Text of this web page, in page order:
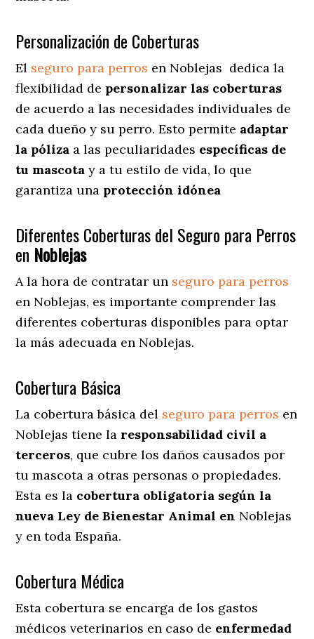
Personalización de Coberturas
El seguro para perros en Noblejas dedica la
flexibilidad de personalizar las coberturas
de acuerdo a las necesidades individuales de
cada dueño y su perro. Esto permite adaptar
la póliza a las peculiaridades específicas de
tu mascota y a tu estilo de vida, lo que
garantiza una protección idónea
Diferentes Coberturas del Seguro para Perros
en Noblejas
A la hora de contratar un seguro para perros
en Noblejas, es importante comprender las
diferentes coberturas disponibles para optar
la más adecuada en Noblejas.
Cobertura Básica
La cobertura básica del seguro para perros en
Noblejas tiene la responsabilidad civil a
terceros, que cubre los daños causados por
tu mascota a otras personas o propiedades.
Esta es la cobertura obligatoria según la
nueva Ley de Bienestar Animal en Noblejas
y en toda España.
Cobertura Médica
Esta cobertura se encarga de los gastos
médicos veterinarios en caso de enfermedad